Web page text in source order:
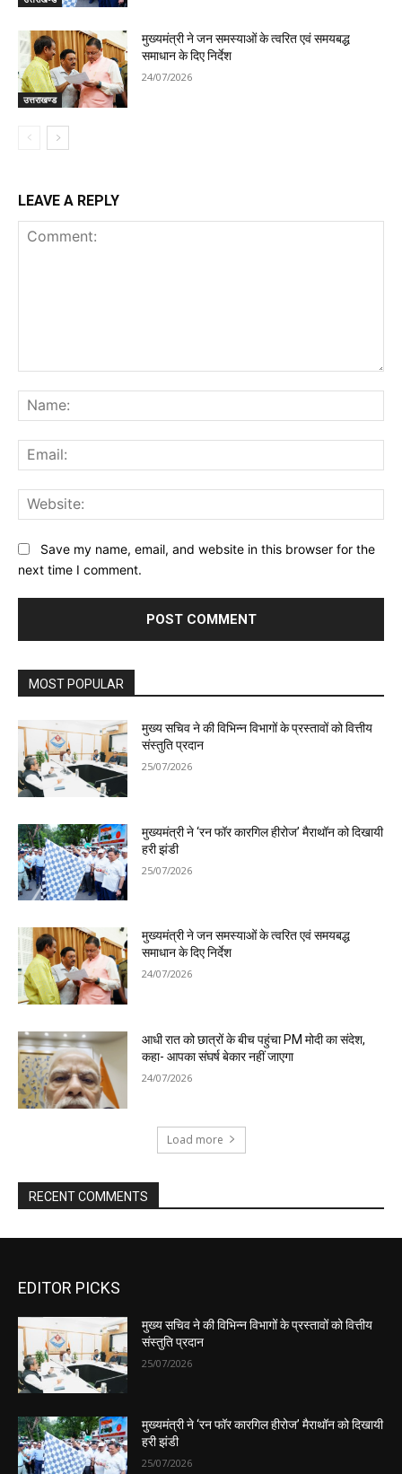
EDITOR PICKS
मुख्य सचिव ने की विभिन्न विभागों के प्रस्तावों को वित्तीय
संस्तुति प्रदान
25/07/2026
मुख्यमंत्री ने ‘रन फॉर कारगिल हीरोज’ मैराथॉन को दिखायी
हरी झंडी
25/07/2026